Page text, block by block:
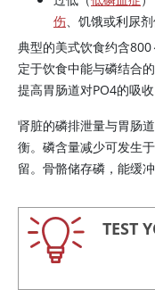
伤、饥饿或利尿
典型的美式饮食约含
定于饮食中能与磷结合
提高胃肠道对PO4的吸
肾脏的磷排泄量与胃肠
衡。磷含量减少可发生
留。骨骼储存磷，能缓
TEST